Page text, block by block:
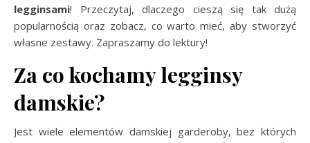
legginsami! Przeczytaj, dlaczego cieszą się tak dużą
popularnością oraz zobacz, co warto mieć, aby stworzyć
własne zestawy. Zapraszamy do lektury!
Za co kochamy legginsy
damskie?
Jest wiele elementów damskiej garderoby, bez których